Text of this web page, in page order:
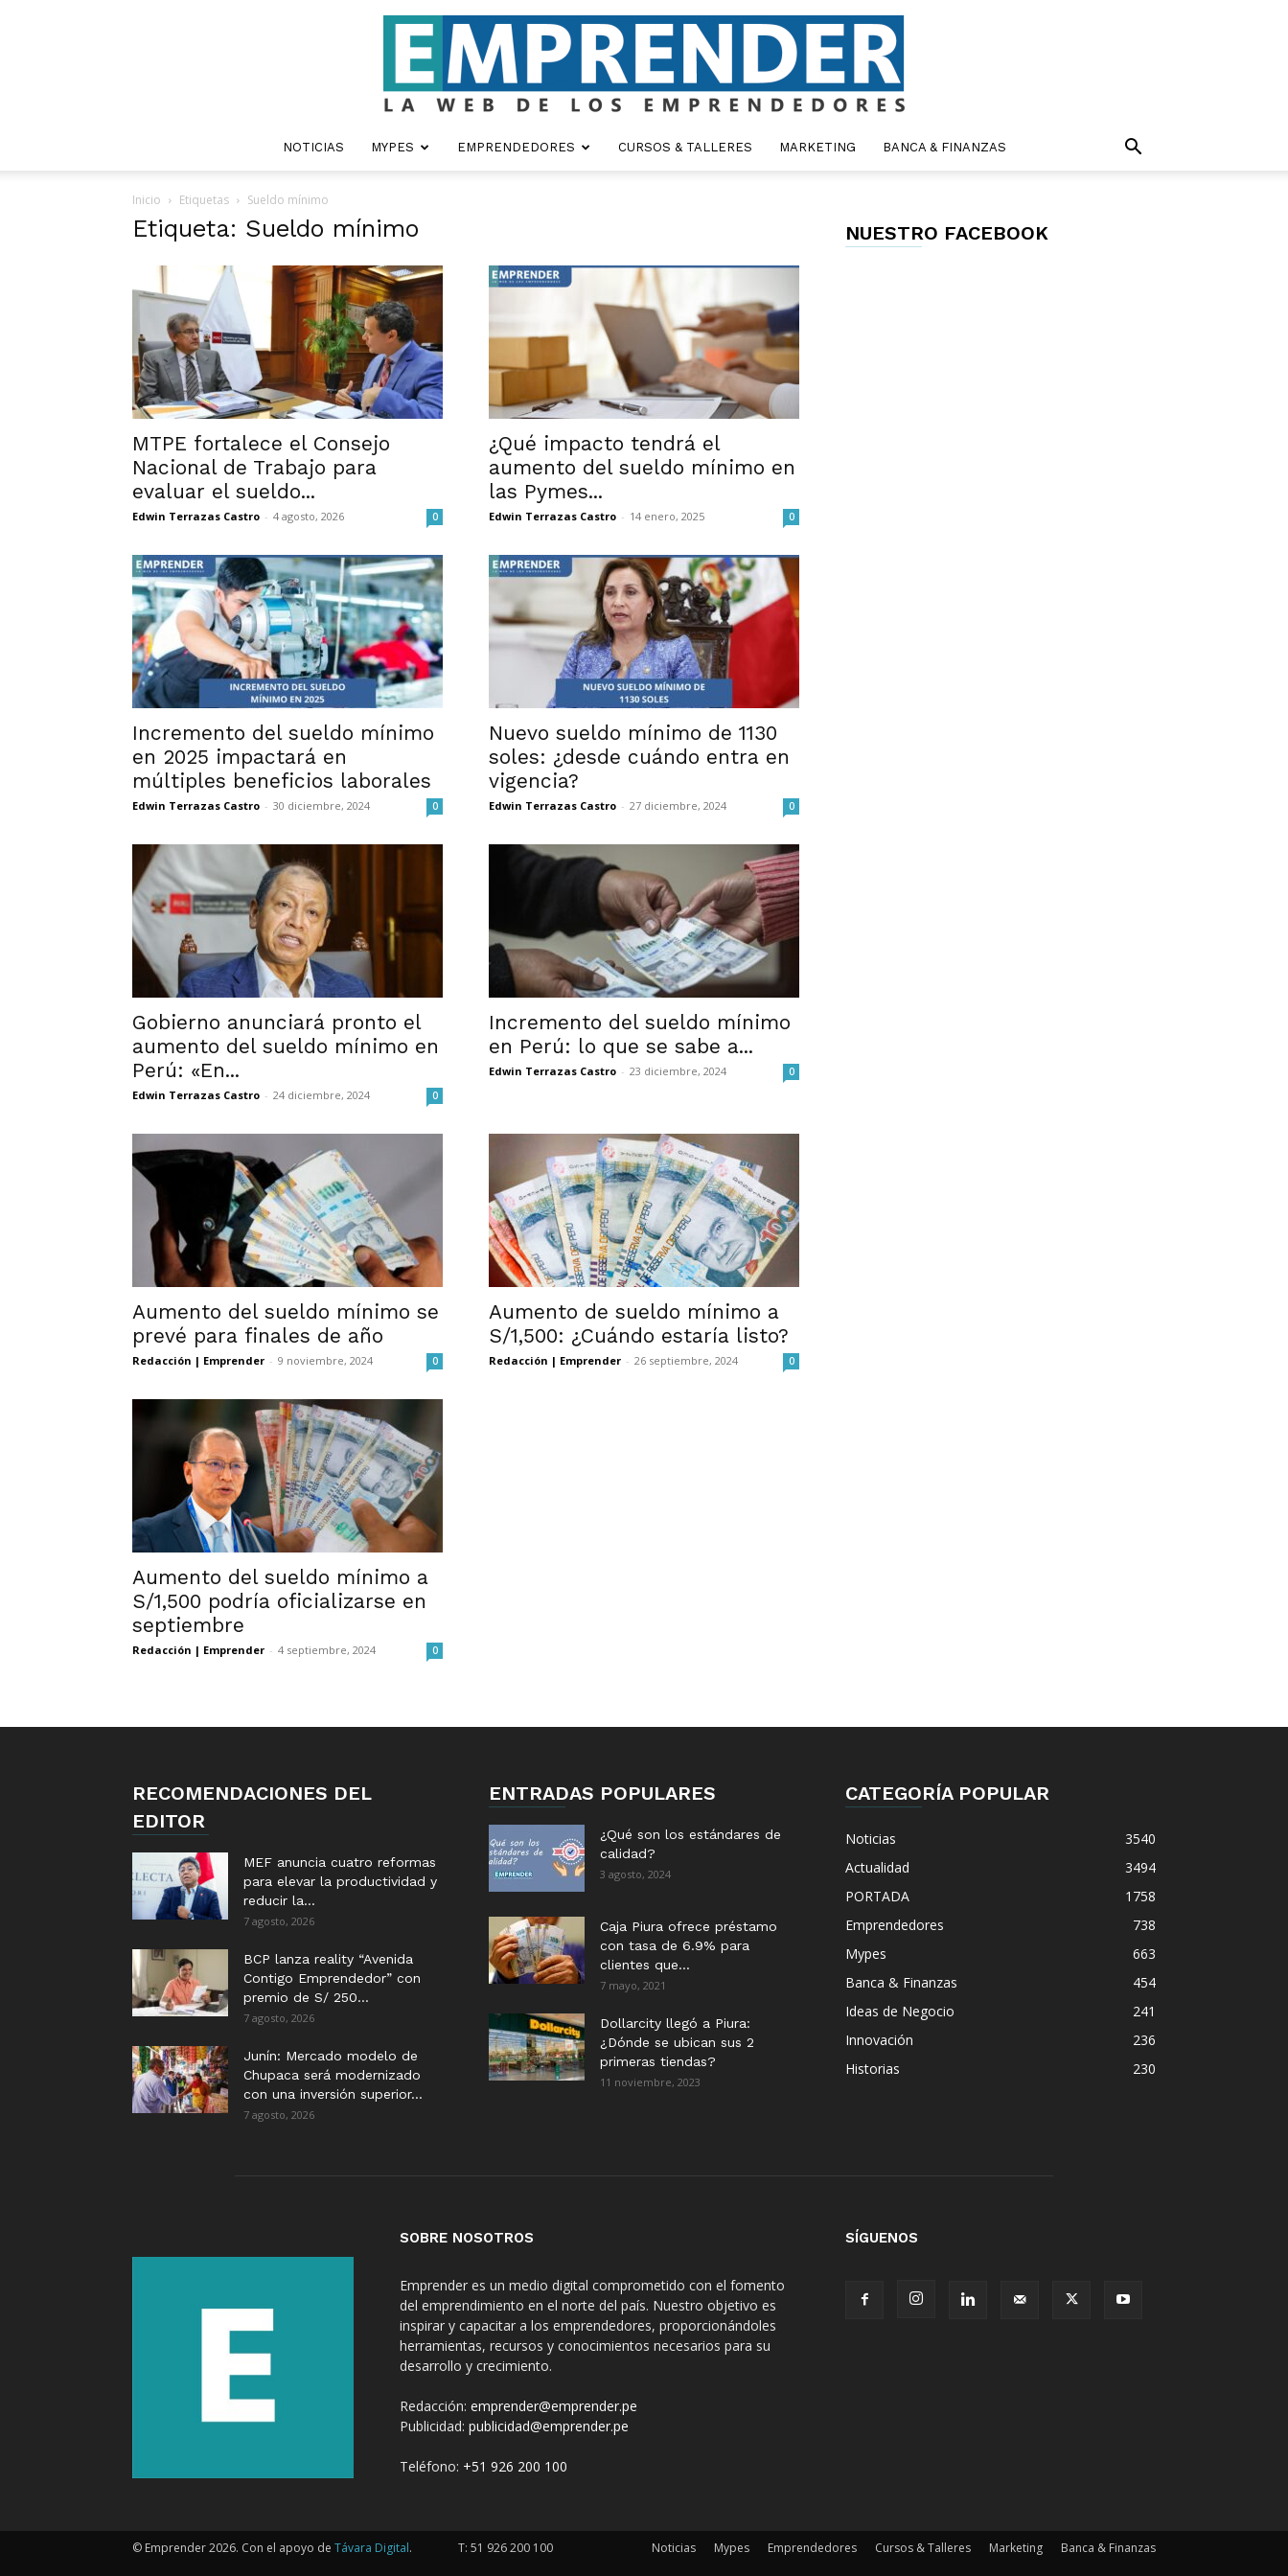
NOTICIAS MYPES EMPRENDEDORES CURSOS & TALLERES MARKETING BANCA & FINANZAS
Inicio Etiquetas Sueldo mínimo
Etiqueta: Sueldo mínimo
MTPE fortalece el Consejo
Nacional de Trabajo para
evaluar el sueldo...
Edwin Terrazas Castro - 4 agosto, 2026 0
¿Qué impacto tendrá el
aumento del sueldo mínimo en
las Pymes...
Edwin Terrazas Castro - 14 enero, 2025 0
Incremento del sueldo mínimo
en 2025 impactará en
múltiples beneficios laborales
Edwin Terrazas Castro - 30 diciembre, 2024 0
Nuevo sueldo mínimo de 1130
soles: ¿desde cuándo entra en
vigencia?
Edwin Terrazas Castro - 27 diciembre, 2024 0
Gobierno anunciará pronto el
aumento del sueldo mínimo en
Perú: «En...
Edwin Terrazas Castro - 24 diciembre, 2024 0
Incremento del sueldo mínimo
en Perú: lo que se sabe a...
Edwin Terrazas Castro - 23 diciembre, 2024 0
Aumento del sueldo mínimo se
prevé para finales de año
Redacción | Emprender - 9 noviembre, 2024 0
Aumento de sueldo mínimo a
S/1,500: ¿Cuándo estaría listo?
Redacción | Emprender - 26 septiembre, 2024 0
Aumento del sueldo mínimo a
S/1,500 podría oficializarse en
septiembre
Redacción | Emprender - 4 septiembre, 2024 0
NUESTRO FACEBOOK
RECOMENDACIONES DEL
EDITOR
MEF anuncia cuatro reformas
para elevar la productividad y
reducir la...
7 agosto, 2026
BCP lanza reality “Avenida
Contigo Emprendedor” con
premio de S/ 250...
7 agosto, 2026
Junín: Mercado modelo de
Chupaca será modernizado
con una inversión superior...
7 agosto, 2026
ENTRADAS POPULARES
¿Qué son los estándares de
calidad?
3 agosto, 2024
Caja Piura ofrece préstamo
con tasa de 6.9% para
clientes que...
7 mayo, 2021
Dollarcity llegó a Piura:
¿Dónde se ubican sus 2
primeras tiendas?
11 noviembre, 2023
CATEGORÍA POPULAR
Noticias
3540
Actualidad
3494
PORTADA
1758
Emprendedores
738
Mypes
663
Banca & Finanzas
454
Ideas de Negocio
241
Innovación
236
Historias
230
SOBRE NOSOTROS
Emprender es un medio digital comprometido con el fomento
del emprendimiento en el norte del país. Nuestro objetivo es
inspirar y capacitar a los emprendedores, proporcionándoles
herramientas, recursos y conocimientos necesarios para su
desarrollo y crecimiento.
Redacción: emprender@emprender.pe
Publicidad: publicidad@emprender.pe
Teléfono: +51 926 200 100
SÍGUENOS
Noticias Mypes Emprendedores Cursos & Talleres Marketing Banca & Finanzas
© Emprender 2026. Con el apoyo de Távara Digital. T: 51 926 200 100